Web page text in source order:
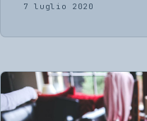
7 luglio 2020